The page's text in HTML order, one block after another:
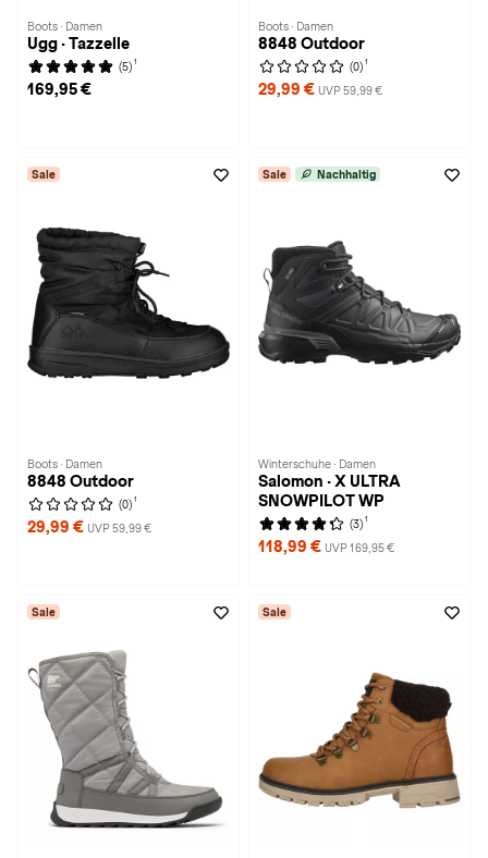
Boots · Damen
Ugg · Tazzelle
(5) 1
169,95 €
Boots · Damen
8848 Outdoor
(0) 1
29,99 € UVP 59,99 €
Sale
Boots · Damen
8848 Outdoor
(0) 1
29,99 € UVP 59,99 €
Sale Nachhaltig
Winterschuhe · Damen
Salomon · X ULTRA
SNOWPILOT WP
(3) 1
118,99 € UVP 169,95 €
Sale Sale